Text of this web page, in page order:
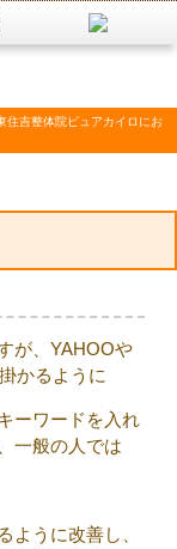
住吉整体院ピュアカイロにお
が、YAHOOや
かるように
ーワードを入れ
一般の人では
ように改善し、